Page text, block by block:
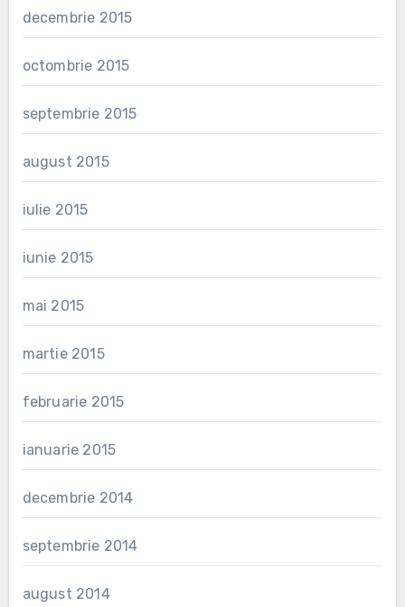
decembrie 2015
octombrie 2015
septembrie 2015
august 2015
iulie 2015
iunie 2015
mai 2015
martie 2015
februarie 2015
ianuarie 2015
decembrie 2014
septembrie 2014
august 2014